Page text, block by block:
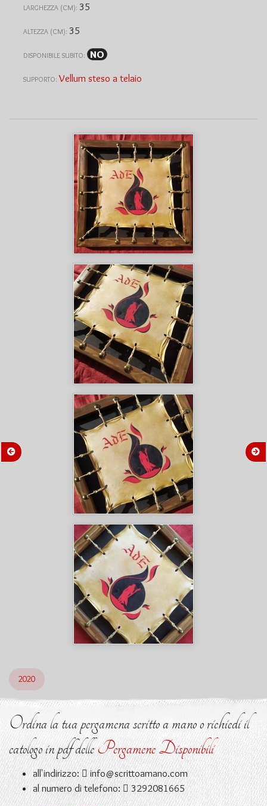
LARGHEZZA (CM): 35
ALTEZZA (CM): 35
DISPONIBILE SUBITO: NO
SUPPORTO: Vellum steso a telaio
2020
Ordina la tua pergamena scritto a mano o richiedi il
catologo in pdf dellePergamene Disponibili
all'indirizzo: info@scrittoamano.com
al numero di telefono:
3292081665